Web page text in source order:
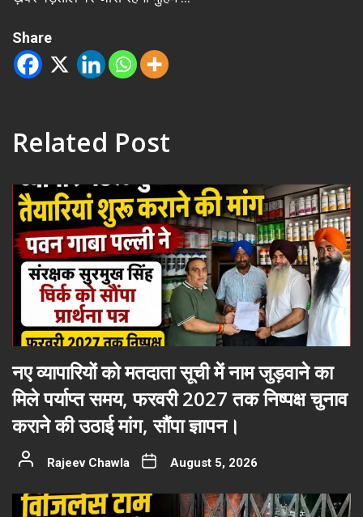
Share
Related Post
नए व्यापारियों को मतदाता सूची में नाम जुड़वाने का
मिले पर्याप्त समय, फरवरी 2027 तक निष्पक्ष चुनाव
कराने की उठाई मांग, सौंपा ज्ञापन।
Rajeev Chawla August 5, 2026